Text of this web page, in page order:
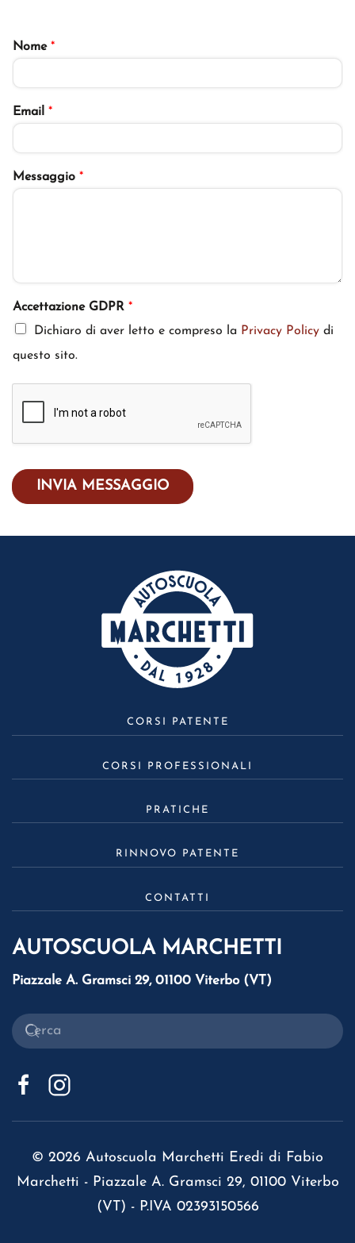
Nome *
Email *
Messaggio *
Accettazione GDPR *
Dichiaro di aver letto e compreso la Privacy Policy di
questo sito.
INVIA MESSAGGIO
CORSI PATENTE
CORSI PROFESSIONALI
PRATICHE
RINNOVO PATENTE
CONTATTI
AUTOSCUOLA MARCHETTI
Piazzale A. Gramsci 29, 01100 Viterbo (VT)
© 2026 Autoscuola Marchetti Eredi di Fabio
Marchetti - Piazzale A. Gramsci 29, 01100 Viterbo
(VT) - P.IVA 02393150566